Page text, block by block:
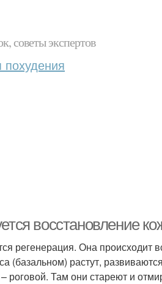
советы экспертов
восстановление
регенерация. Она происходит
(базальном) растут,
роговой. Там они стареют и